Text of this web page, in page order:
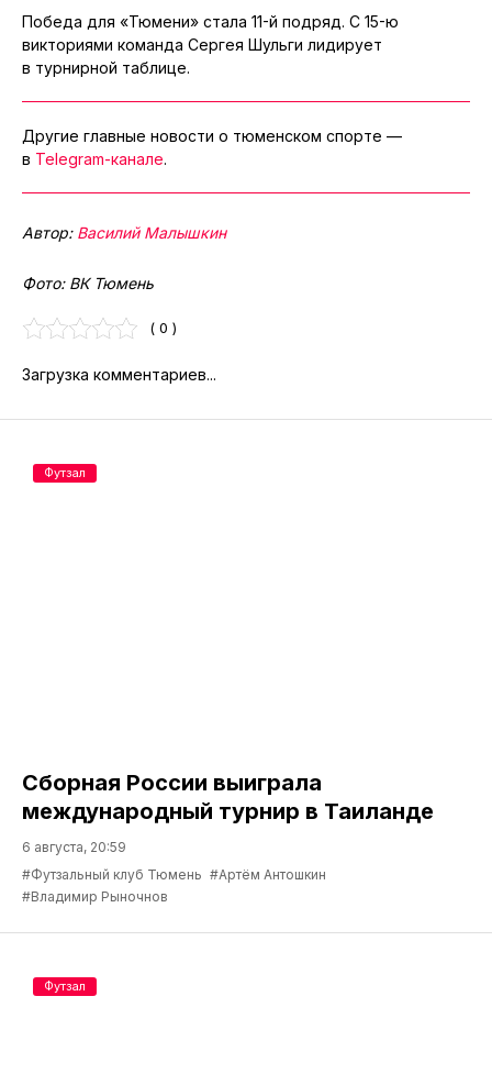
Победа для «Тюмени» стала 11-й подряд. С 15-ю
викториями команда Сергея Шульги лидирует
в турнирной таблице.
Другие главные новости о тюменском спорте —
в Telegram-канале.
Автор: Василий Малышкин
Фото: ВК Тюмень
( 0 )
Загрузка комментариев...
Сборная России выиграла
международный турнир в Таиланде
6 августа, 20:59
#Футзальный клуб Тюмень #Артём Антошкин
#Владимир Рыночнов
Футзал
Футзал